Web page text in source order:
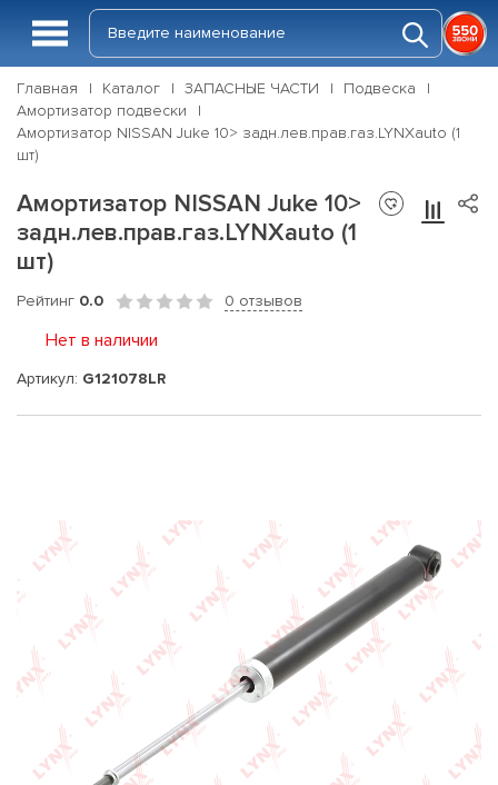
Главная Каталог ЗАПАСНЫЕ ЧАСТИ
Подвеска
Амортизатор подвески
Амортизатор NISSAN Juke 10> задн.лев.прав.газ.LYNXauto (1
шт)
Амортизатор NISSAN Juke 10>
задн.лев.прав.газ.LYNXauto (1
шт)
Рейтинг 0.0 0 отзывов
Нет в наличии
Артикул: G121078LR